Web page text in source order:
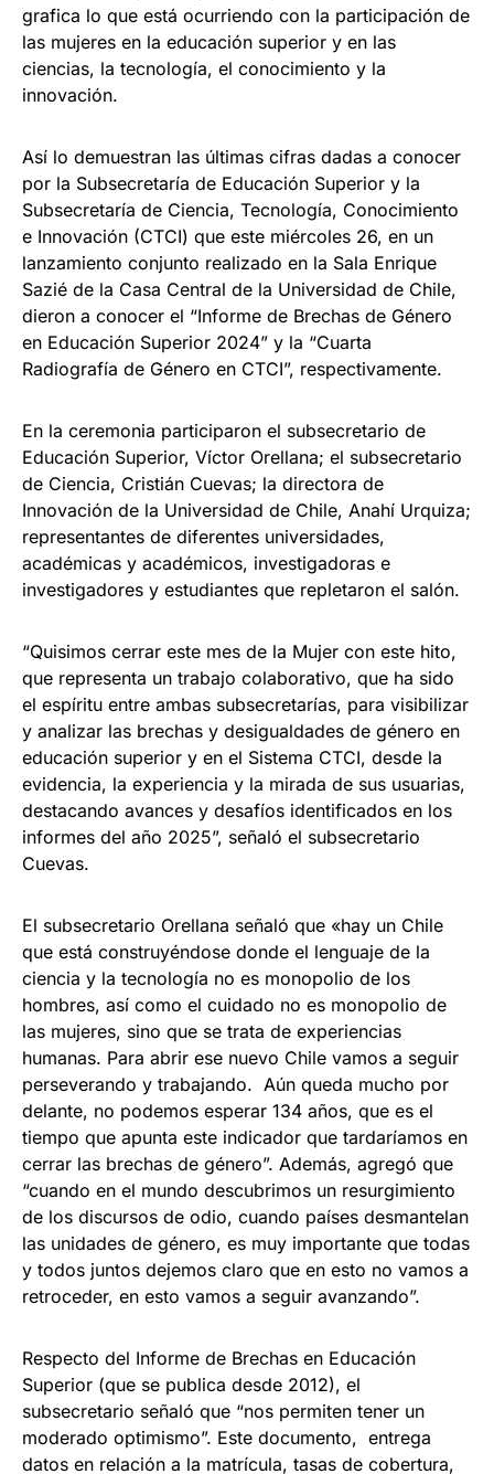
grafica lo que está ocurriendo con la participación de
las mujeres en la educación superior y en las
ciencias, la tecnología, el conocimiento y la
innovación.
Así lo demuestran las últimas cifras dadas a conocer
por la Subsecretaría de Educación Superior y la
Subsecretaría de Ciencia, Tecnología, Conocimiento
e Innovación (CTCI) que este miércoles 26, en un
lanzamiento conjunto realizado en la Sala Enrique
Sazié de la Casa Central de la Universidad de Chile,
dieron a conocer el “Informe de Brechas de Género
en Educación Superior 2024” y la “Cuarta
Radiografía de Género en CTCI”, respectivamente.
En la ceremonia participaron el subsecretario de
Educación Superior, Víctor Orellana; el subsecretario
de Ciencia, Cristián Cuevas; la directora de
Innovación de la Universidad de Chile, Anahí Urquiza;
representantes de diferentes universidades,
académicas y académicos, investigadoras e
investigadores y estudiantes que repletaron el salón.
“Quisimos cerrar este mes de la Mujer con este hito,
que representa un trabajo colaborativo, que ha sido
el espíritu entre ambas subsecretarías, para visibilizar
y analizar las brechas y desigualdades de género en
educación superior y en el Sistema CTCI, desde la
evidencia, la experiencia y la mirada de sus usuarias,
destacando avances y desafíos identificados en los
informes del año 2025”, señaló el subsecretario
Cuevas.
El subsecretario Orellana señaló que «hay un Chile
que está construyéndose donde el lenguaje de la
ciencia y la tecnología no es monopolio de los
hombres, así como el cuidado no es monopolio de
las mujeres, sino que se trata de experiencias
humanas. Para abrir ese nuevo Chile vamos a seguir
perseverando y trabajando. Aún queda mucho por
delante, no podemos esperar 134 años, que es el
tiempo que apunta este indicador que tardaríamos en
cerrar las brechas de género”. Además, agregó que
“cuando en el mundo descubrimos un resurgimiento
de los discursos de odio, cuando países desmantelan
las unidades de género, es muy importante que todas
y todos juntos dejemos claro que en esto no vamos a
retroceder, en esto vamos a seguir avanzando”.
Respecto del Informe de Brechas en Educación
Superior (que se publica desde 2012), el
subsecretario señaló que “nos permiten tener un
moderado optimismo”. Este documento, entrega
datos en relación a la matrícula, tasas de cobertura,